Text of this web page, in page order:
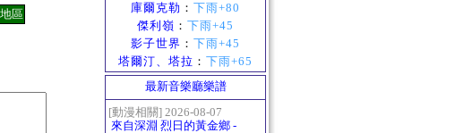
庫爾克勒 ： 下雨+80
傑利嶺 ： 下雨+45
影子世界 ： 下雨+45
塔爾汀、塔拉 ： 下雨+65
最新音樂廳樂譜
[動漫相關] 2026-08-07
來自深淵 烈日的黃金鄉 -